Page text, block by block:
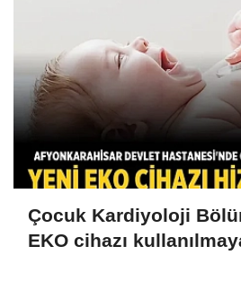
Çocuk Kardiyoloji
EKO cihazı